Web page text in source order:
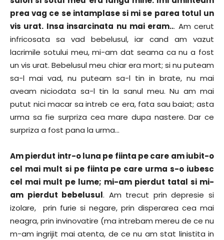
prea vag ce se intamplase si mi se parea totul un
vis urat. Insa insarcinata nu mai eram... Am cerut
infricosata sa vad bebelusul, iar cand am vazut
lacrimile sotului meu, mi-am dat seama ca nu a fost
un vis urat. Bebelusul meu chiar era mort; si nu puteam
sa-l mai vad, nu puteam sa-l tin in brate, nu mai
aveam niciodata sa-l tin la sanul meu. Nu am mai
putut nici macar sa intreb ce era, fata sau baiat; asta
urma sa fie surpriza cea mare dupa nastere. Dar ce
surpriza a fost pana la urma…
Am pierdut intr-o luna pe fiinta pe care am iubit-o
cel mai mult si pe fiinta pe care urma s-o iubesc
cel mai mult pe lume; mi-am pierdut tatal si mi-
am pierdut bebelusul. Am trecut prin depresie si
izolare, prin furie si negare, prin disperarea cea mai
neagra, prin invinovatire (ma intrebam mereu de ce nu
m-am ingrijit mai atenta, de ce nu am stat linistita in